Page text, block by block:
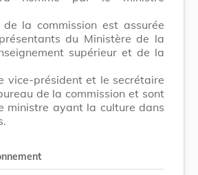
la commission est assurée
du Ministère de la
supérieur et de la
vice-président et le secrétaire
de la commission et sont
ministre ayant la culture dans